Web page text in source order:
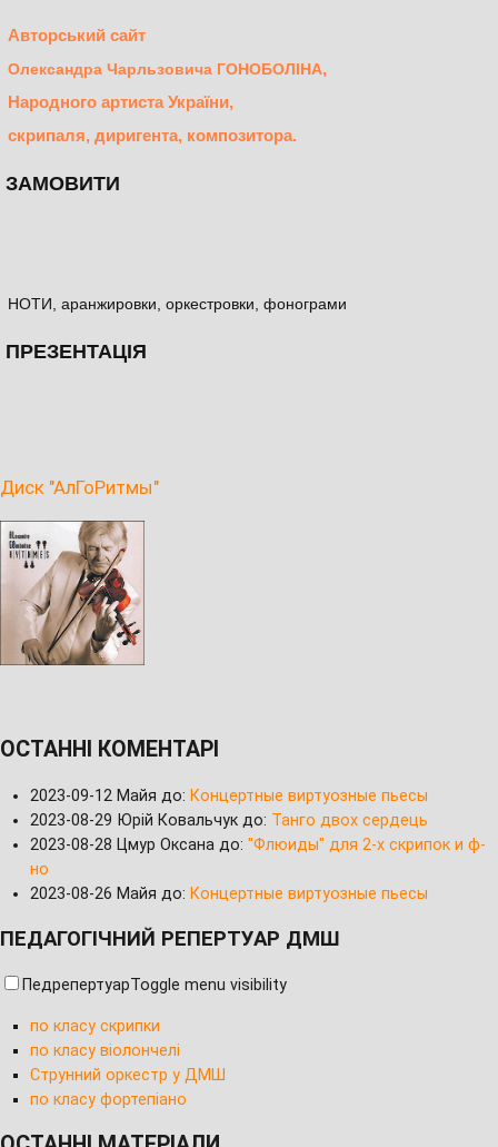
Авторський сайт
Олександра Чарльзовича ГОНОБОЛІНА,
Народного артиста України,
скрипаля, диригента, композитора.
ЗАМОВИТИ
НОТИ, аранжировки, оркестровки, фонограми
ПРЕЗЕНТАЦІЯ
Диск "АлГоРитмы"
ОСТАННІ КОМЕНТАРІ
2023-09-12 Майя до: Концертные виртуозные пьесы
2023-08-29 Юрій Ковальчук до: Танго двох сердець
2023-08-28 Цмур Оксана до: "Флюиды" для 2-х скрипок и ф-
но
2023-08-26 Майя до: Концертные виртуозные пьесы
ПЕДАГОГІЧНИЙ РЕПЕРТУАР ДМШ
ПедрепертуарToggle menu visibility
по класу скрипки
по класу віолончелі
Струнний оркестр у ДМШ
по класу фортепіано